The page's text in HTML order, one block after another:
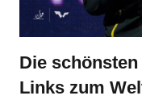
Die
Links zum